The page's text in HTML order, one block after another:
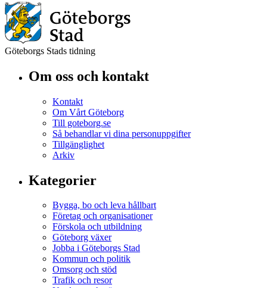
Göteborgs Stads tidning
Om oss och kontakt
Kontakt
Om Vårt Göteborg
Till goteborg.se
Så behandlar vi dina personuppgifter
Tillgänglighet
Arkiv
Kategorier
Bygga, bo och leva hållbart
Företag och organisationer
Förskola och utbildning
Göteborg växer
Jobba i Göteborgs Stad
Kommun och politik
Omsorg och stöd
Trafik och resor